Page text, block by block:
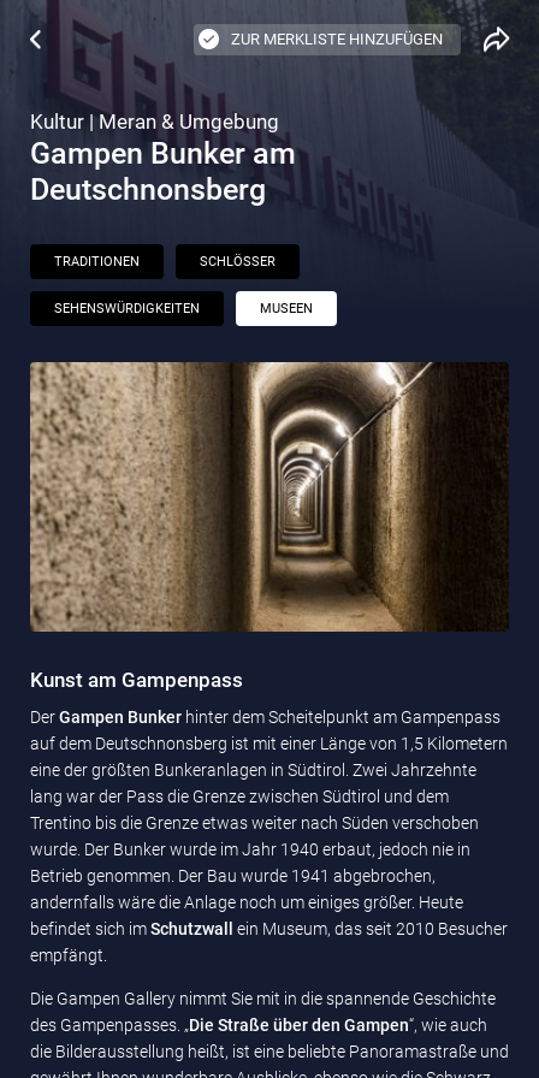
ZUR MERKLISTE HINZUFÜGEN
Kultur | Meran & Umgebung
Gampen Bunker am
Deutschnonsberg
TRADITIONEN SCHLÖSSER
SEHENSWÜRDIGKEITEN MUSEEN
Kunst am Gampenpass
DerGampen Bunker hinter dem Scheitelpunkt am Gampenpass
auf dem Deutschnonsberg ist mit einer Länge von 1,5 Kilometern
eine der größten Bunkeranlagen in Südtirol. Zwei Jahrzehnte
lang war der Pass die Grenze zwischen Südtirol und dem
Trentino bis die Grenze etwas weiter nach Süden verschoben
wurde. Der Bunker wurde im Jahr 1940 erbaut, jedoch nie in
Betrieb genommen. Der Bau wurde 1941 abgebrochen,
andernfalls wäre die Anlage noch um einiges größer. Heute
befindet sich imSchutzwall
ein Museum, das seit 2010 Besucher
empfängt.
Die Gampen Gallery nimmt Sie mit in die spannende Geschichte
des Gampenpasses. „Die Straße über den Gampen“, wie auch
die Bilderausstellung heißt, ist eine beliebte Panoramastraße und